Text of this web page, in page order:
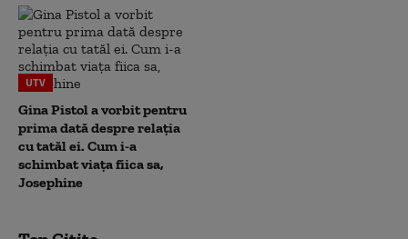
UTV
Gina Pistol a vorbit pentru
prima dată despre relația
cu tatăl ei. Cum i-a
schimbat viața fiica sa,
Josephine